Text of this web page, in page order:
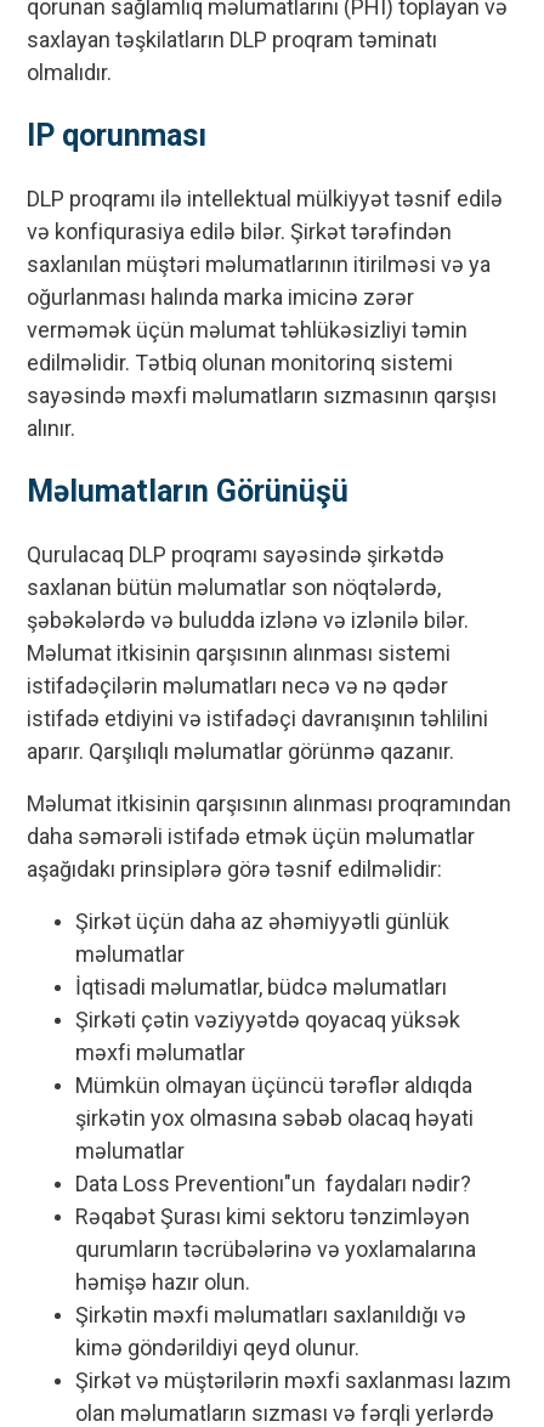
qorunan sağlamlıq məlumatlarını (PHI) toplayan və
saxlayan təşkilatların DLP proqram təminatı
olmalıdır.
IP qorunması
DLP proqramı ilə intellektual mülkiyyət təsnif edilə
və konfiqurasiya edilə bilər. Şirkət tərəfindən
saxlanılan müştəri məlumatlarının itirilməsi və ya
oğurlanması halında marka imicinə zərər
verməmək üçün məlumat təhlükəsizliyi təmin
edilməlidir. Tətbiq olunan monitorinq sistemi
sayəsində məxfi məlumatların sızmasının qarşısı
alınır.
Məlumatların Görünüşü
Qurulacaq DLP proqramı sayəsində şirkətdə
saxlanan bütün məlumatlar son nöqtələrdə,
şəbəkələrdə və buludda izlənə və izlənilə bilər.
Məlumat itkisinin qarşısının alınması sistemi
istifadəçilərin məlumatları necə və nə qədər
istifadə etdiyini və istifadəçi davranışının təhlilini
aparır. Qarşılıqlı məlumatlar görünmə qazanır.
Məlumat itkisinin qarşısının alınması proqramından
daha səmərəli istifadə etmək üçün məlumatlar
aşağıdakı prinsiplərə görə təsnif edilməlidir:
Şirkət üçün daha az əhəmiyyətli günlük
məlumatlar
İqtisadi məlumatlar, büdcə məlumatları
Şirkəti çətin vəziyyətdə qoyacaq yüksək
məxfi məlumatlar
Mümkün olmayan üçüncü tərəflər aldıqda
şirkətin yox olmasına səbəb olacaq həyati
məlumatlar
Data Loss Preventionı"un faydaları nədir?
Rəqabət Şurası kimi sektoru tənzimləyən
qurumların təcrübələrinə və yoxlamalarına
həmişə hazır olun.
Şirkətin məxfi məlumatları saxlanıldığı və
kimə göndərildiyi qeyd olunur.
Şirkət və müştərilərin məxfi saxlanması lazım
olan məlumatların sızması və fərqli yerlərdə